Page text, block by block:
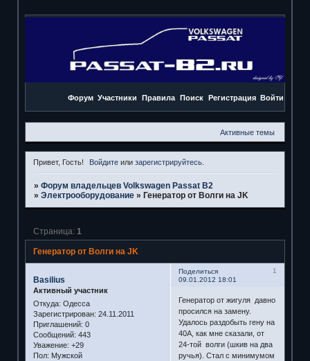
Форум Участники Правила Поиск Регистрация Войти
Активные темы
Привет, Гость! Войдите илизарегистрируйтесь
» Форум владельцев Volkswagen Passat B2
» Электрооборудование » Генератор от Волги на JK
Генератор от Волги на JK
Страница: 1
Поделиться
1
09.01.2012 18:01
Basilius
Активный участник
Откуда: Одесса
Зарегистрирован: 24.11.2011
Приглашений: 0
Сообщений: 443
Уважение: +29
Пол: Мужской
Генератор от жигуля давно
просился на замену.
Удалось раздобыть гену на
40А, как мне сказали, от
24-той волги (шкив на два
ручья). Стал с минимумом